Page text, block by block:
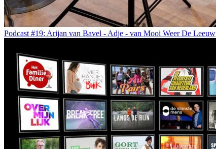
Podcast #19: Arijan van Bavel - Adje - van Mooi Weer De Leeuw